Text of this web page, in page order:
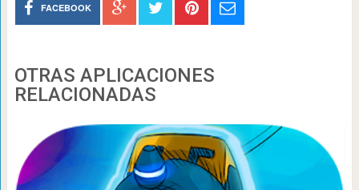
FACEBOOK
OTRAS APLICACIONES
RELACIONADAS